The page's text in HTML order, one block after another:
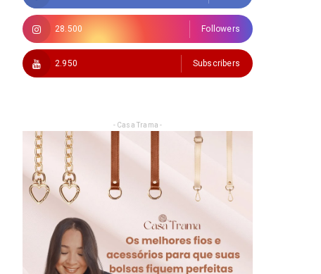
28.500 Followers
2.950 Subscribers
- Casa Trama -